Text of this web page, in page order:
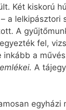
Két kiskorú
a
A
fel,
a
A